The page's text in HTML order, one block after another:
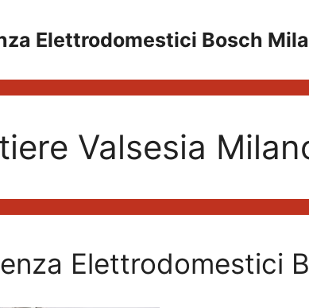
Elettrodomestici Bosch
Valsesia
Elettrodomestici